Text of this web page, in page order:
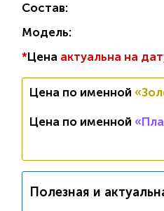
Состав:
Модель:
*Цена актуальна на
Цена по именной
Цена по именной
Полезная и